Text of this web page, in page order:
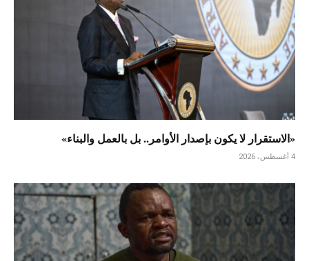
«الاستقرار لا يكون بإصدار الأوامر.. بل بالعمل والبناء»
4 أغسطس، 2026